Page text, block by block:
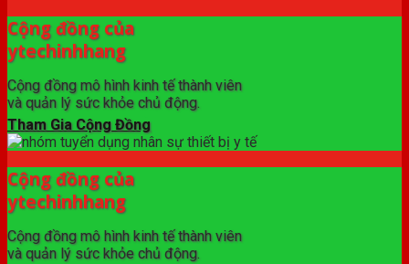
Cộng đồng của
ytechinhhang
Cộng đồng mô hình kinh tế thành viên
và quản lý sức khỏe chủ động.
Tham Gia Cộng Đồng
Cộng đồng của
ytechinhhang
Cộng đồng mô hình kinh tế thành viên
và quản lý sức khỏe chủ động.